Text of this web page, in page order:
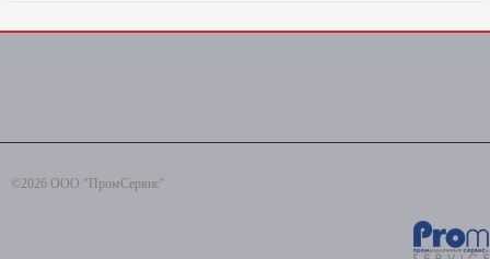
©2026 ООО "ПромСервис"